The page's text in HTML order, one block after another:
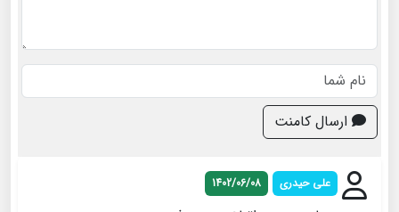
ارسال کامنت
علی حیدری 1402/06/08